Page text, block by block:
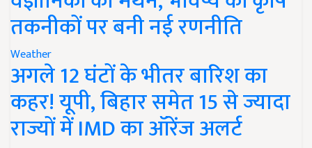
तकनीकों पर बनी नई रणनीति
Weather
अगले 12 घंटों के भीतर बारिश का
कहर! यूपी, बिहार समेत 15 से ज्यादा
राज्यों में IMD का ऑरेंज अलर्ट